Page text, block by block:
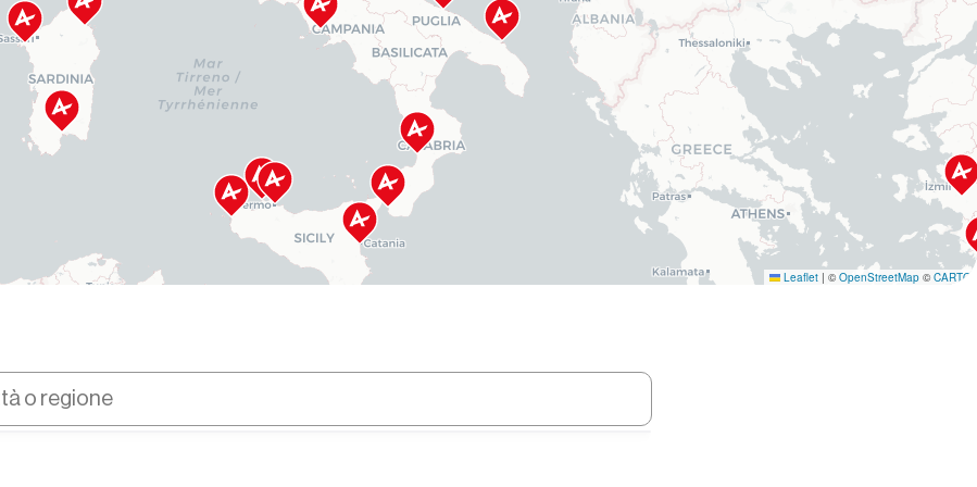
Leaflet | ©OpenStreetMap © CARTO